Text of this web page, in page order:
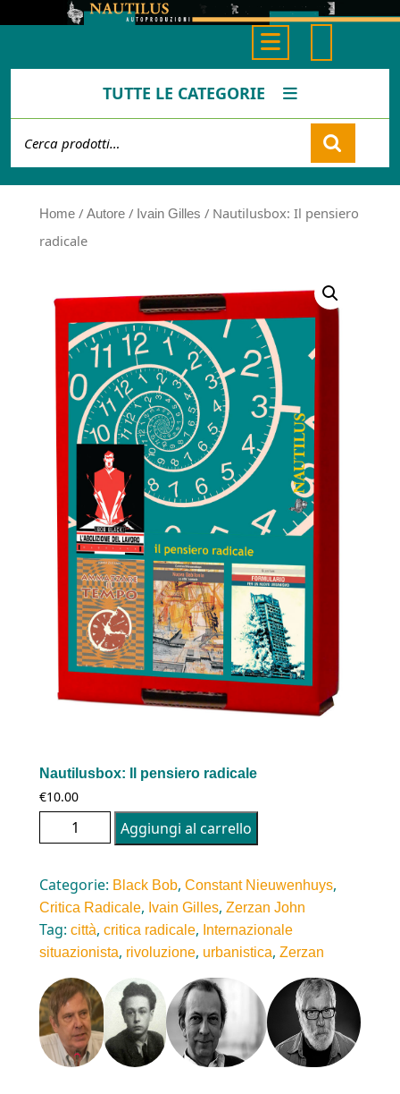
Button
TUTTE LE CATEGORIE
Cart
Home / Autore / Ivain Gilles / Nautilusbox: Il pensiero
radicale
Nautilusbox: Il pensiero radicale
€10.00
Nautilusbox: Il pensiero radicale quantità
Aggiungi al carrello
Categorie: Black Bob, Constant Nieuwenhuys,
Critica Radicale, Ivain Gilles, Zerzan John
Tag: città, critica radicale, Internazionale
situazionista, rivoluzione, urbanistica, Zerzan